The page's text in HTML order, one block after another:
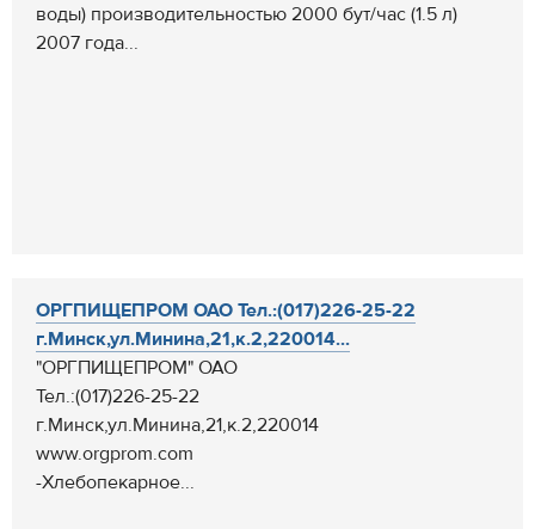
воды) производительностью 2000 бут/час (1.5 л)
2007 года...
ОРГПИЩЕПРОМ ОАО Тел.:(017)226-25-22
г.Минск,ул.Минина,21,к.2,220014...
"ОРГПИЩЕПРОМ" ОАО
Тел.:(017)226-25-22
г.Минск,ул.Минина,21,к.2,220014
www.orgprom.com
-Хлебопекарное...